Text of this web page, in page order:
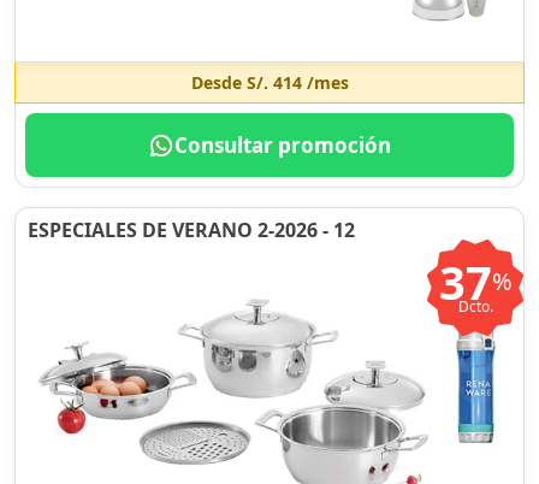
Desde S/. 414/mes
Consultar promoción
ESPECIALES DE VERANO 2-2026 - 12
37%
Dcto.